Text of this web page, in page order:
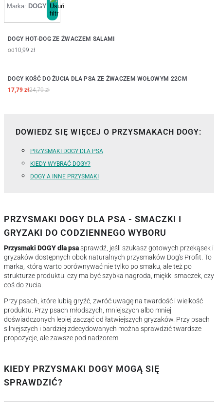
Marka: DOGY
DOGY HOT-DOG ZE ŻWACZEM SALAMI
od10,99 zł
DOGY KOŚĆ DO ŻUCIA DLA PSA ZE ŻWACZEM WOŁOWYM 22CM
17,79 zł24,79 zł
DOWIEDZ SIĘ WIĘCEJ O PRZYSMAKACH DOGY:
PRZYSMAKI DOGY DLA PSA
KIEDY WYBRAĆ DOGY?
DOGY A INNE PRZYSMAKI
PRZYSMAKI DOGY DLA PSA - SMACZKI I
GRYZAKI DO CODZIENNEGO WYBORU
Przysmaki DOGY dla psasprawdź, jeśli szukasz gotowych przekąsek i
gryzaków dostępnych obok naturalnych przysmaków Dog's Profit. To
marka, którą warto porównywać nie tylko po smaku, ale też po
strukturze produktu: czy ma być szybka nagroda, miękki smaczek, czy
coś do żucia.
Przy psach, które lubią gryźć, zwróć uwagę na twardość i wielkość
produktu. Przy psach młodszych, mniejszych albo mniej
doświadczonych lepiej zacząć od łatwiejszych gryzaków. Przy psach
silniejszych i bardziej zdecydowanych można sprawdzić twardsze
propozycje, ale zawsze pod nadzorem.
KIEDY PRZYSMAKI DOGY MOGĄ SIĘ
SPRAWDZIĆ?